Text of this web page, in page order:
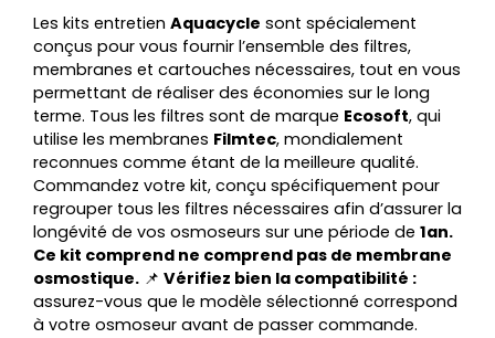
Les kits entretien Aquacycle sont spécialement
conçus pour vous fournir l’ensemble des filtres,
membranes et cartouches nécessaires, tout en vous
permettant de réaliser des économies sur le long
terme. Tous les filtres sont de marque Ecosoft, qui
utilise les membranes Filmtec, mondialement
reconnues comme étant de la meilleure qualité.
Commandez votre kit, conçu spécifiquement pour
regrouper tous les filtres nécessaires afin d’assurer la
longévité de vos osmoseurs sur une période de 1an.
Ce kit comprend ne comprend pas de membrane
osmostique. 📌 Vérifiez bien la compatibilité :
assurez-vous que le modèle sélectionné correspond
à votre osmoseur avant de passer commande.